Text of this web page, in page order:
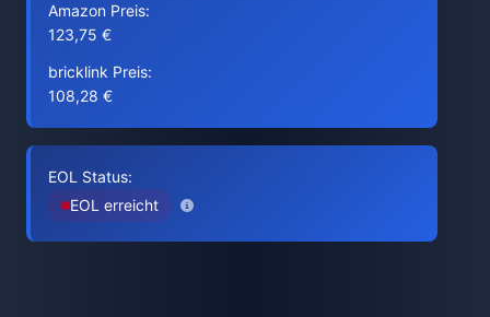
Amazon Preis:
123,75 €
bricklink Preis:
108,28 €
EOL Status:
EOL erreicht